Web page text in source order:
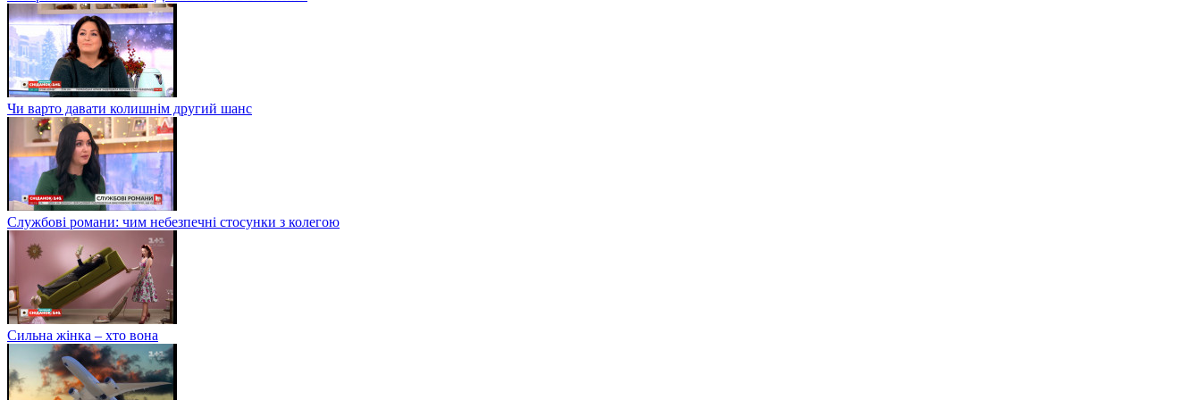
Чи варто давати колишнім другий шанс
Службові романи: чим небезпечні стосунки з колегою
Сильна жінка – хто вона